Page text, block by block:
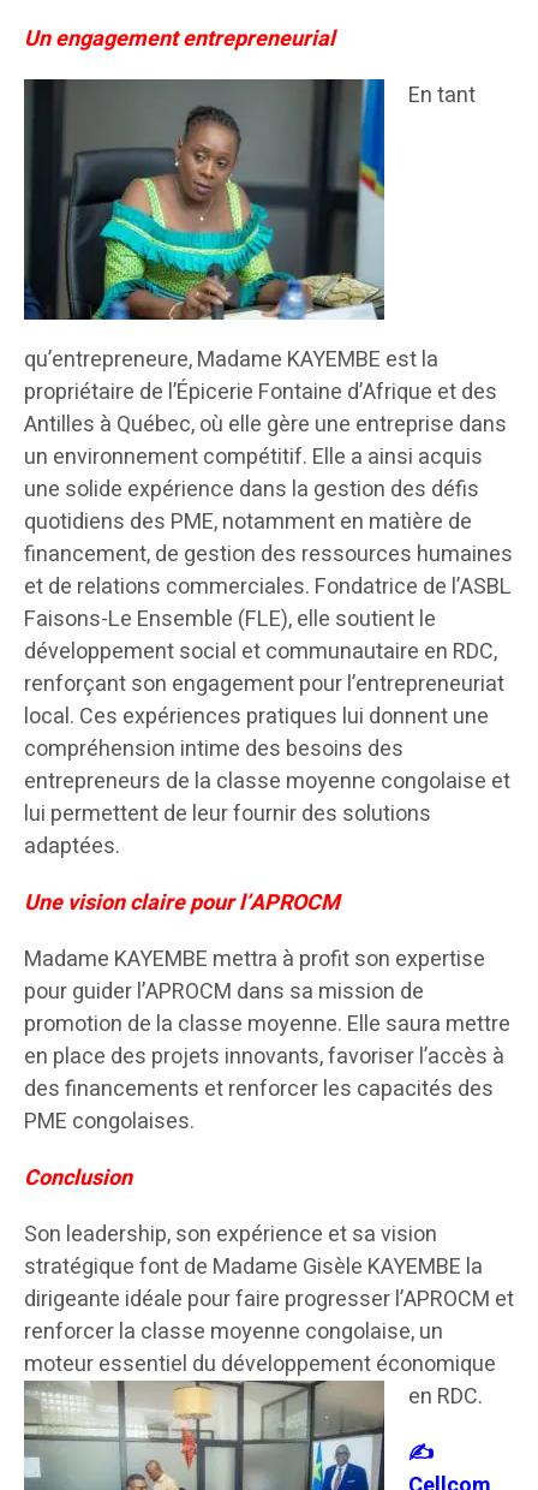
Un engagement entrepreneurial
En tant
qu’entrepreneure, Madame KAYEMBE est la
propriétaire de l’Épicerie Fontaine d’Afrique et des
Antilles à Québec, où elle gère une entreprise dans
un environnement compétitif. Elle a ainsi acquis
une solide expérience dans la gestion des défis
quotidiens des PME, notamment en matière de
financement, de gestion des ressources humaines
et de relations commerciales. Fondatrice de l’ASBL
Faisons-Le Ensemble (FLE), elle soutient le
développement social et communautaire en RDC,
renforçant son engagement pour l’entrepreneuriat
local. Ces expériences pratiques lui donnent une
compréhension intime des besoins des
entrepreneurs de la classe moyenne congolaise et
lui permettent de leur fournir des solutions
adaptées.
Une vision claire pour l’APROCM
Madame KAYEMBE mettra à profit son expertise
pour guider l’APROCM dans sa mission de
promotion de la classe moyenne. Elle saura mettre
en place des projets innovants, favoriser l’accès à
des financements et renforcer les capacités des
PME congolaises.
Conclusion
Son leadership, son expérience et sa vision
stratégique font de Madame Gisèle KAYEMBE la
dirigeante idéale pour faire progresser l’APROCM et
renforcer la classe moyenne congolaise, un
moteur essentiel du développement économique
en RDC.
✍️